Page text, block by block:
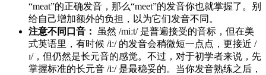
“meat”的正确发音，那么“meet”的发音你也就掌握了。别
给自己增加额外的负担，以为它们发音不同。
注意不同口音：
虽然 /miːt/ 是普遍接受的音标，但在美
式英语里，有时候 /iː/ 的发音会稍微短一点点，更接近 /
ɪ/，但仍然是长元音的感觉。不过，对于初学者来说，先
掌握标准的长元音 /iː/ 是最稳妥的。当你发音熟练之后，